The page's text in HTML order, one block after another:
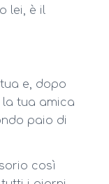
lei, è il
e, dopo
tua amica
paio di
così